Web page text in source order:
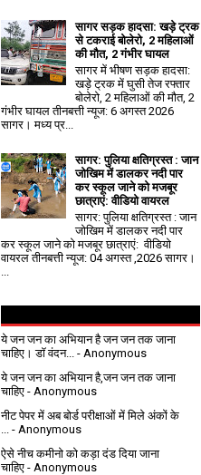
सागर सड़क हादसा: खड़े ट्रक
से टकराई बोलेरो, 2 महिलाओं
की मौत, 2 गंभीर घायल
सागर में भीषण सड़क हादसा:
खड़े ट्रक में घुसी तेज रफ्तार
बोलेरो, 2 महिलाओं की मौत, 2
गंभीर घायल तीनबत्ती न्यूज: 6 अगस्त 2026
सागर। मध्य प्र...
सागर: पुलिया क्षतिग्रस्त : जान
जोखिम में डालकर नदी पार
कर स्कूल जाने को मजबूर
छात्राएं: वीडियो वायरल
सागर: पुलिया क्षतिग्रस्त : जान
जोखिम में डालकर नदी पार
कर स्कूल जाने को मजबूर छात्राएं: वीडियो
वायरल तीनबत्ती न्यूज: 04 अगस्त ,2026 सागर।
ये जन जन का अभियान है जन जन तक जाना
चाहिए। डॉ वंदन...
- Anonymous
ये जन जन का अभियान है,जन जन तक जाना
चाहिए - Anonymous
नीट पेपर में अब बोर्ड परीक्षाओं में मिले अंकों के
- Anonymous
ऐसे नीच कमीनो को कड़ा दंड दिया जाना
चाहिए - Anonymous